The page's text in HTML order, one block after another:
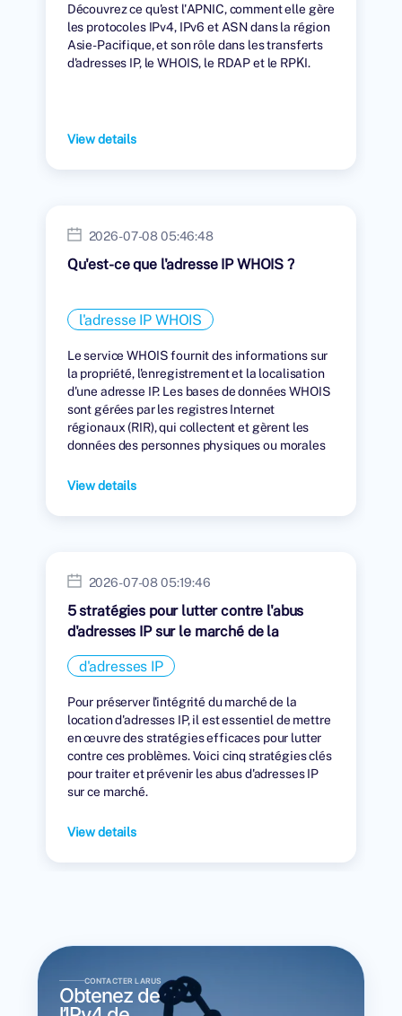
Découvrez ce qu'est l'APNIC, comment elle gère
les protocoles IPv4, IPv6 et ASN dans la région
Asie-Pacifique, et son rôle dans les transferts
d'adresses IP, le WHOIS, le RDAP et le RPKI.
View details
2026-07-08 05:46:48
Qu'est-ce que l'adresse IP WHOIS ?
l'adresse IP WHOIS
Le service WHOIS fournit des informations sur
la propriété, l'enregistrement et la localisation
d'une adresse IP. Les bases de données WHOIS
sont gérées par les registres Internet
régionaux (RIR), qui collectent et gèrent les
données des personnes physiques ou morales
View details
2026-07-08 05:19:46
5 stratégies pour lutter contre l'abus
d'adresses IP sur le marché de la
location
d'adresses IP
Pour préserver l'intégrité du marché de la
location d'adresses IP, il est essentiel de mettre
en œuvre des stratégies efficaces pour lutter
contre ces problèmes. Voici cinq stratégies clés
pour traiter et prévenir les abus d'adresses IP
sur ce marché.
View details
CONTACTER LARUS
Obtenez de